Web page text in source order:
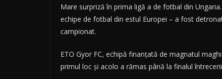
Mare surpriză în prima ligă a de fotbal din
echipe de fotbal din estul Europei – a fost
campionat.
ETO Gyor FC, echipă finanțată de magnatul
primul loc și acolo a rămas până la finalul